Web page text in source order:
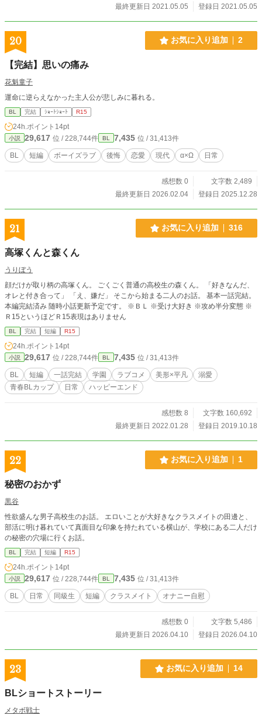
最終更新日 2021.05.05
登録日 2021.05.05
20 お気に入り追加 2
【完結】思いの痛み
花魁童子
運命に逆らえなかった主人公が悲しみに暮れる。
BL 完結 ｼｮｰﾄｼｮｰﾄ R15
24h.ポイント 14pt
小説 29,617 位 / 228,744件 BL 7,435 位 / 31,413件
BL 短編 ボーイズラブ 後悔 恋愛 現代 α×Ω 日常
感想数 0
文字数 2,489
最終更新日 2026.02.04
登録日 2025.12.28
21 お気に入り追加 316
高塚くんと森くん
うりぼう
顔だけが取り柄の高塚くん。 ごくごく普通の高校生の森くん。 「好きなんだ、
オレと付き合って」 「え、嫌だ」 そこから始まる二人のお話。 基本一話完結。
本編完結済み 随時小話更新予定です。 ※ＢＬ ※受け大好き ※攻め半分変態 ※
Ｒ15というほどＲ15表現はありません
BL 完結 短編 R15
24h.ポイント 14pt
小説 29,617 位 / 228,744件 BL 7,435 位 / 31,413件
BL 短編 一話完結 学園 ラブコメ 美形×平凡
溺愛
青春BLカップ​
日常 ハッピーエンド
感想数 8
文字数 160,692
最終更新日 2022.01.28
登録日 2019.10.18
22 お気に入り追加 1
秘密のおかず
黒谷
性欲盛んな男子高校生のお話。 エロいことが大好きなクラスメイトの田邊と、
部活に明け暮れていて真面目な印象を持たれている横山が、学校にある二人だけ
の秘密の穴場に行くお話。
BL 完結 短編 R15
24h.ポイント 14pt
小説 29,617 位 / 228,744件 BL 7,435 位 / 31,413件
BL 日常 同級生 短編 クラスメイト オナニー自慰
感想数 0
文字数 5,486
最終更新日 2026.04.10
登録日 2026.04.10
23 お気に入り追加 14
BLショートストーリー
メタボ戦士